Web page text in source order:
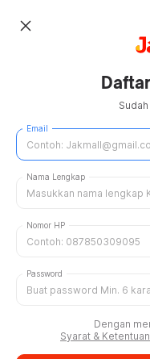
close
Email
Nama Lengkap
Nomor HP
Password
Dengan
Syarat & Ketentuan